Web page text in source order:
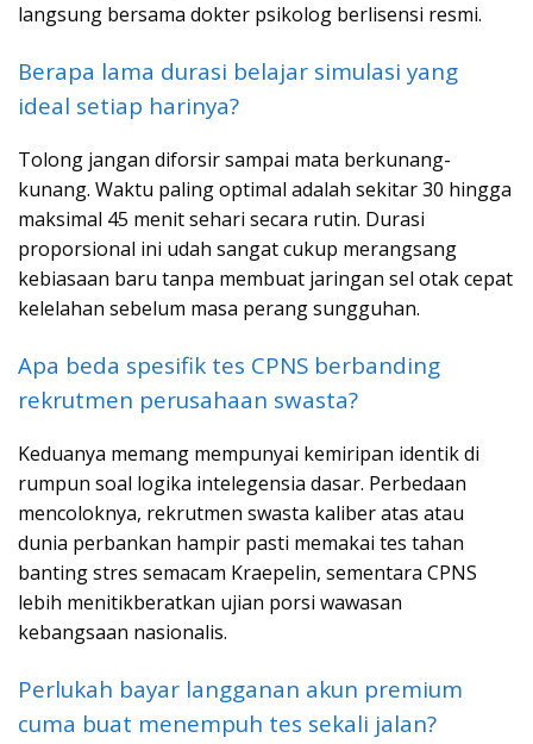
langsung bersama dokter psikolog berlisensi resmi.
Berapa lama durasi belajar simulasi yang
ideal setiap harinya?
Tolong jangan diforsir sampai mata berkunang-
kunang. Waktu paling optimal adalah sekitar 30 hingga
maksimal 45 menit sehari secara rutin. Durasi
proporsional ini udah sangat cukup merangsang
kebiasaan baru tanpa membuat jaringan sel otak cepat
kelelahan sebelum masa perang sungguhan.
Apa beda spesifik tes CPNS berbanding
rekrutmen perusahaan swasta?
Keduanya memang mempunyai kemiripan identik di
rumpun soal logika intelegensia dasar. Perbedaan
mencoloknya, rekrutmen swasta kaliber atas atau
dunia perbankan hampir pasti memakai tes tahan
banting stres semacam Kraepelin, sementara CPNS
lebih menitikberatkan ujian porsi wawasan
kebangsaan nasionalis.
Perlukah bayar langganan akun premium
cuma buat menempuh tes sekali jalan?